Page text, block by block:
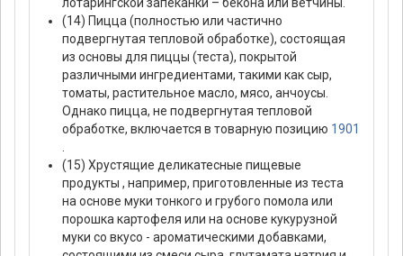
(14) Пицца (полностью или частично
подвергнутая тепловой обработке), состоящая
из основы для пиццы (теста), покрытой
различными ингредиентами, такими как сыр,
томаты, растительное масло, мясо, анчоусы.
Однако пицца, не подвергнутая тепловой
обработке, включается в товарную позицию 1901
(15) Хрустящие деликатесные пищевые
продукты , например, приготовленные из теста
на основе муки тонкого и грубого помола или
порошка картофеля или на основе кукурузной
муки со вкусо - ароматическими добавками,